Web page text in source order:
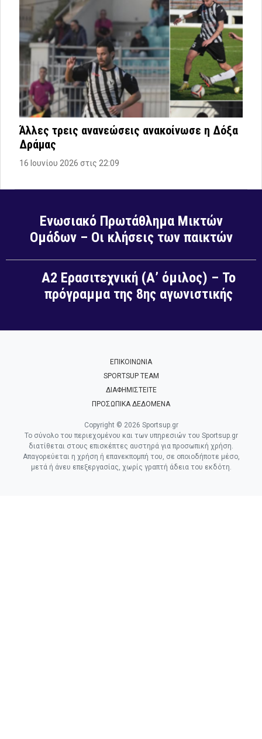
Άλλες τρεις ανανεώσεις ανακοίνωσε η Δόξα
Δράμας
16 Ιουνίου 2026 στις 22:09
Ενωσιακό Πρωτάθλημα Μικτών
Ομάδων – Οι κλήσεις των παικτών
Α2 Ερασιτεχνική (Α’ όμιλος) – Το
πρόγραμμα της 8ης αγωνιστικής
ΕΠΙΚΟΙΝΩΝΙΑ
SPORTSUP TEAM
ΔΙΑΦΗΜΙΣΤΕΙΤΕ
ΠΡΟΣΩΠΙΚΑ ΔΕΔΟΜΕΝΑ
Copyright © 2026 Sportsup.gr
Το σύνολο του περιεχομένου και των υπηρεσιών του Sportsup.gr
διατίθεται στους επισκέπτες αυστηρά για προσωπική χρήση.
Απαγορεύεται η χρήση ή επανεκπομπή του, σε οποιοδήποτε μέσο,
μετά ή άνευ επεξεργασίας, χωρίς γραπτή άδεια του εκδότη.